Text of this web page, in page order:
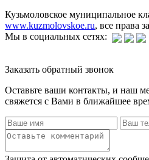
Кузьмоловское муниципальное
www.kuzmolovskoe.ru, все права
Мы в социальных сетях:
Заказать обратный звонок
Оставьте ваши контакты, и наш
свяжется с Вами в ближайшее